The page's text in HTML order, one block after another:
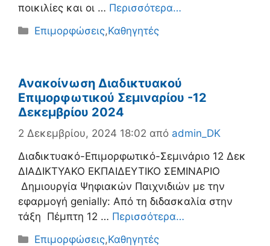
ποικιλίες και οι … Περισσότερα…
Κατηγορίες
Επιμορφώσεις,Καθηγητές
Ανακοίνωση Διαδικτυακού
Επιμορφωτικού Σεμιναρίου -12
Δεκεμβρίου 2024
2 Δεκεμβρίου, 2024 18:02 από admin_DK
Διαδικτυακό-Επιμορφωτικό-Σεμινάριο 12 Δεκ
ΔΙΑΔΙΚΤΥΑΚΟ ΕΚΠΑΙΔΕΥΤΙΚΟ ΣΕΜΙΝΑΡΙΟ
Δημιουργία Ψηφιακών Παιχνιδιών με την
εφαρμογή genially: Από τη διδασκαλία στην
τάξη Πέμπτη 12 … Περισσότερα…
Κατηγορίες
Επιμορφώσεις,Καθηγητές